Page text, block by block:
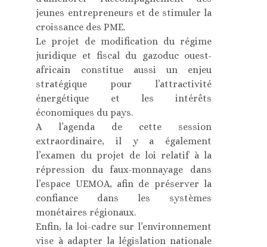
jeunes entrepreneurs et de stimuler la
croissance des PME.
Le projet de modification du régime
juridique et fiscal du gazoduc ouest-
africain constitue aussi un enjeu
stratégique pour l’attractivité
énergétique et les intérêts
économiques du pays.
A l’agenda de cette session
extraordinaire, il y a également
l’examen du projet de loi relatif à la
répression du faux-monnayage dans
l’espace UEMOA, afin de préserver la
confiance dans les systèmes
monétaires régionaux.
Enfin, la loi-cadre sur l’environnement
vise à adapter la législation nationale